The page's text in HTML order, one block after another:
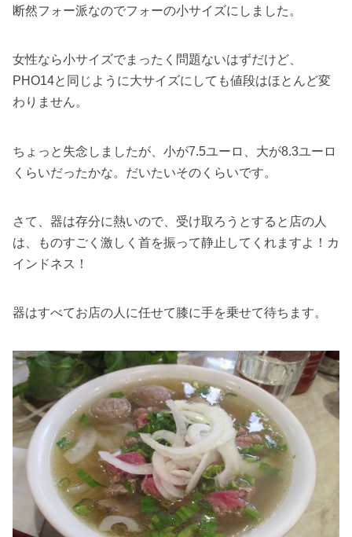
断然フォー派なのでフォーの小サイズにしました。
女性なら小サイズでまったく問題ないはずだけど、
PHO14と同じように大サイズにしても値段はほとんど変
わりません。
ちょっと失念しましたが、小が7.5ユーロ、大が8.3ユーロ
くらいだったかな。だいたいそのくらいです。
さて、器は存分に熱いので、受け取ろうとすると店の人
は、ものすごく激しく首を振って静止してくれますよ！カ
インドネス！
器はすべてお店の人に任せて膝に手を乗せて待ちます。